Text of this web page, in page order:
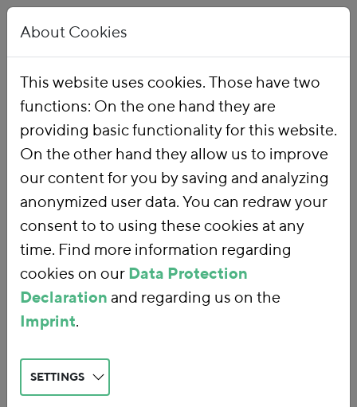
Publications
Search words under length of 4 characters are not
processed.
343 results:
Date
241. Energiepreisentlastungen für die Eisen- und
Stahlindustrie
Das vorliegende Kurzgutachten analysiert die
wesentlichen Ausnahmeregelungen für die deutsche
About Cookies
This website uses cookies. Those have two
functions: On the one hand they are
providing basic functionality for this website.
On the other hand they allow us to improve
our content for you by saving and analyzing
anonymized user data. You can redraw your
consent to to using these cookies at any
time. Find more information regarding
cookies on our Data Protection
Declaration and regarding us on the
Imprint.
SETTINGS